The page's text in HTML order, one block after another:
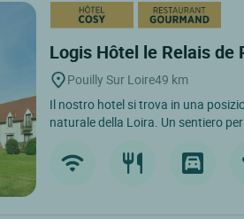
Logis Hôtel le Relais de
Pouilly Sur Loire49 km
Il nostro hotel si trova in una
naturale della Loira. Un sentiero